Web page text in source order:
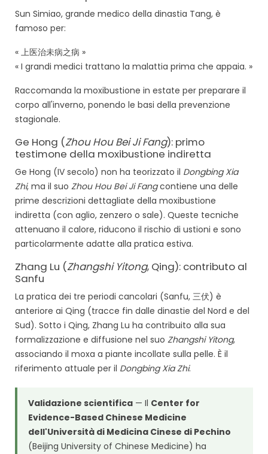
Sun Simiao, grande medico della dinastia Tang, è
famoso per:
« 上医治未病之病 »
« I grandi medici trattano la malattia prima che appaia. »
Raccomanda la moxibustione in estate per preparare il
corpo all'inverno, ponendo le basi della prevenzione
stagionale.
Ge Hong (Zhou Hou Bei Ji Fang): primo
testimone della moxibustione indiretta
Ge Hong (IV secolo) non ha teorizzato il Dongbing Xia
Zhi, ma il suo Zhou Hou Bei Ji Fangcontiene una delle
prime descrizioni dettagliate della moxibustione
indiretta (con aglio, zenzero o sale). Queste tecniche
attenuano il calore, riducono il rischio di ustioni e sono
particolarmente adatte alla pratica estiva.
Zhang Lu (Zhangshi Yitong, Qing): contributo al
Sanfu
La pratica dei tre periodi cancolari (Sanfu, 三伏) è
anteriore ai Qing (tracce fin dalle dinastie del Nord e del
Sud). Sotto i Qing, Zhang Lu ha contribuito alla sua
formalizzazione e diffusione nel suo Zhangshi Yitong,
associando il moxa a piante incollate sulla pelle. È il
riferimento attuale per il Dongbing Xia Zhi.
Validazione scientifica — Il Center for
Evidence-Based Chinese Medicine
dell'Università di Medicina Cinese di Pechino
(Beijing University of Chinese Medicine) ha